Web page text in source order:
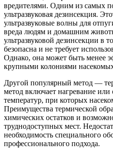
вредителями. Одним из самых
ультразвуковая дезинсекция.
ультразвуковые волны для
вреда людям и домашним
ультразвуковой дезинсекции в
безопасна и не требует
Однако, она может быть менее
крупными колониями
Другой популярный метод —
метод включает нагревание
температур, при которых
Преимущества термической
химических остатков и
труднодоступных мест.
необходимость специального
профессионального подхода.